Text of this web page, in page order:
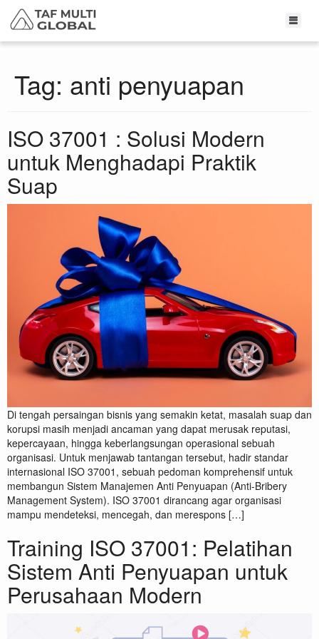
Tag: anti penyuapan
ISO 37001 : Solusi Modern
untuk Menghadapi Praktik
Suap
Di tengah persaingan bisnis yang semakin ketat, masalah suap dan
korupsi masih menjadi ancaman yang dapat merusak reputasi,
kepercayaan, hingga keberlangsungan operasional sebuah
organisasi. Untuk menjawab tantangan tersebut, hadir standar
internasional ISO 37001, sebuah pedoman komprehensif untuk
membangun Sistem Manajemen Anti Penyuapan (Anti-Bribery
Management System). ISO 37001 dirancang agar organisasi
mampu mendeteksi, mencegah, dan merespons […]
Training ISO 37001: Pelatihan
Sistem Anti Penyuapan untuk
Perusahaan Modern